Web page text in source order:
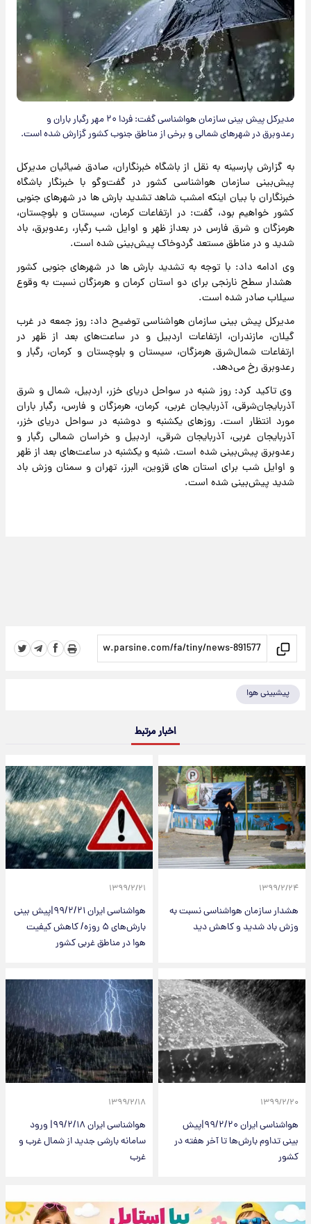
مدیرکل پیش بینی سازمان هواشناسی گفت: فردا ۲۰ مهر رگبار باران و
رعد‌وبرق در شهر‌های شمالی و برخی از مناطق جنوب کشور گزارش شده است.
به گزارش پارسینه به نقل از باشگاه خبرنگاران، صادق ضیائیان مدیرکل
پیش‌بینی سازمان هواشناسی کشور در گفت‌وگو با خبرنگار باشگاه
خبرنگاران با بیان اینکه امشب شاهد تشدید بارش ها در شهرهای جنوبی
کشور خواهیم بود، گفت: در ارتفاعات کرمان، سیستان و بلوچستان،
هرمزگان و شرق فارس در بعداز ظهر و اوایل شب رگبار، رعدوبرق، باد
شدید و در مناطق مستعد گردوخاک پیش‌بینی شده است.
وی ادامه داد: با توجه به تشدید بارش ها در شهرهای جنوبی کشور
هشدار سطح نارنجی برای دو استان کرمان و هرمزگان نسبت به وقوع
سیلاب صادر شده است.
مدیرکل پیش بینی سازمان هواشناسی توضیح داد: روز جمعه در غرب
گیلان، مازندران، ارتفاعات اردبیل و در ساعت‌های بعد از ظهر در
ارتفاعات شمال‌شرق هرمزگان، سیستان و بلوچستان و کرمان، رگبار و
رعدوبرق رخ می‌دهد.
وی تاکید کرد: روز شنبه در سواحل دریای خزر، اردبیل، شمال و شرق
آذربایجان‌شرقی، آذربایجان غربی، کرمان، هرمزگان و فارس، رگبار باران
مورد انتظار است. روزهای یکشنبه و دوشنبه در سواحل دریای خزر،
آذربایجان غربی، آذربایجان شرقی، اردبیل و خراسان شمالی رگبار و
رعدوبرق پیش‌بینی شده است. شنبه و یکشنبه در ساعت‌های بعد از ظهر
و اوایل شب برای استان های قزوین، البرز، تهران و سمنان وزش باد
شدید پیش‌بینی شده است.
پیشبینی هوا
اخبار مرتبط
۱۳۹۹/۲/۲۴
هشدار سازمان هواشناسی نسبت به
وزش باد شدید و کاهش دید
۱۳۹۹/۲/۲۱
هواشناسی ایران ۹۹/۲/۲۱|پیش بینی
بارش‌های ۵ روزه/ کاهش کیفیت
هوا در مناطق غربی کشور
۱۳۹۹/۲/۲۰
هواشناسی ایران ۹۹/۲/۲۰|پیش
بینی تداوم بارش‌ها تا آخر هفته در
کشور
۱۳۹۹/۲/۱۸
هواشناسی ایران ۹۹/۲/۱۸| ورود
سامانه بارشی جدید از شمال غرب و
غرب